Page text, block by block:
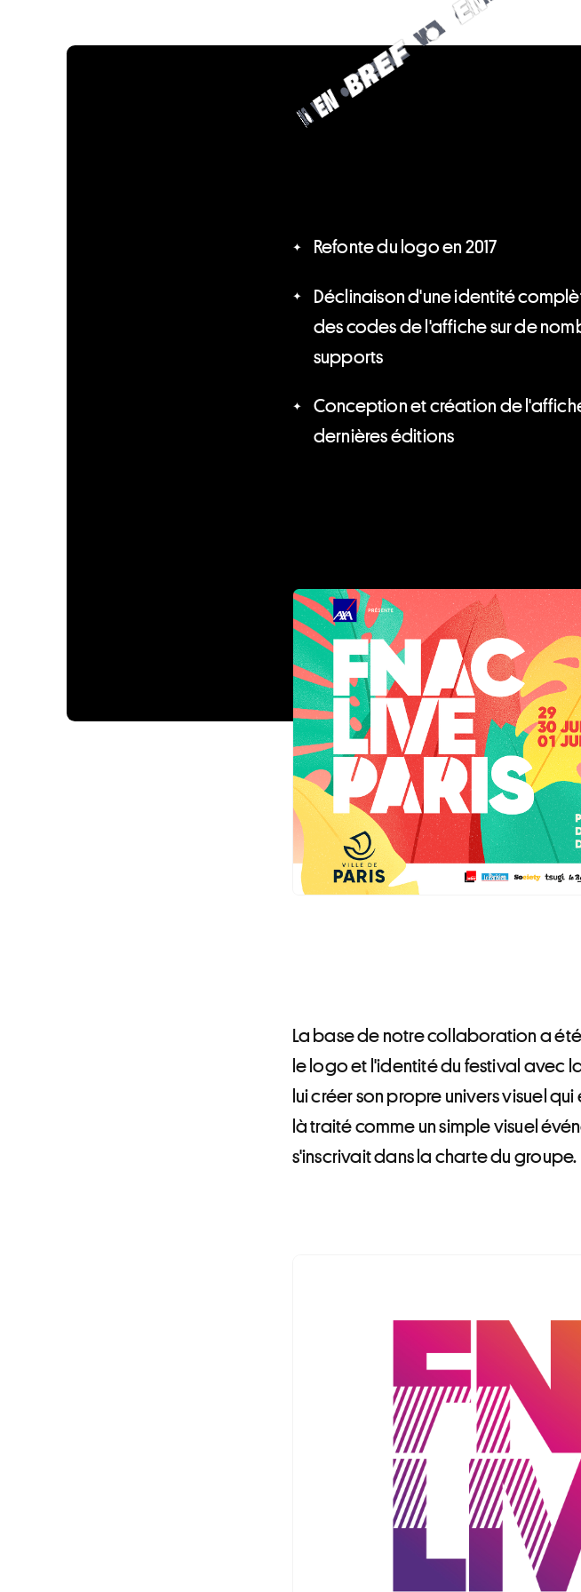
E
N
B
R
E
F
•
E
N
B
R
E
F•E
NB
E
N
B
R
E
F
•
Refonte du logo en 2017
Déclinaison d'une identité
des codes de l'affiche sur de
supports
Conception et création de
dernières éditions
La base de notre collaboration a
le logo et l'identité du festival avec
lui créer son propre univers visuel
là traité comme un simple visuel
s'inscrivait dans la charte du groupe.